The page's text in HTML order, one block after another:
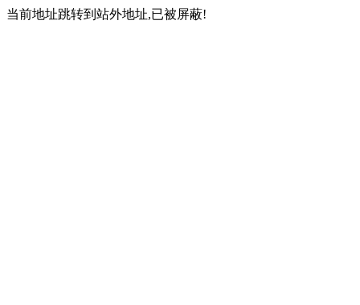
当前地址跳转到站外地址,已被屏蔽!